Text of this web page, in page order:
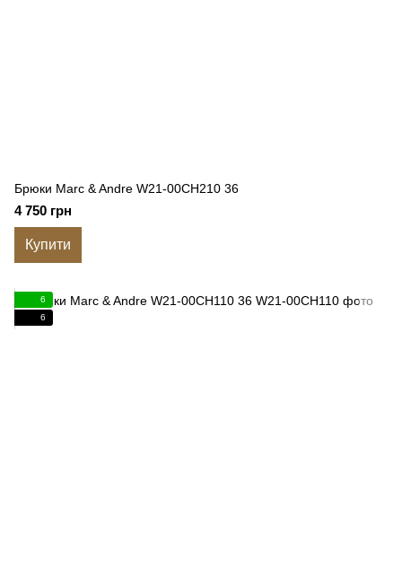
Брюки Marc & Andre W21-00CH210 36
4 750 грн
Купити
6
6